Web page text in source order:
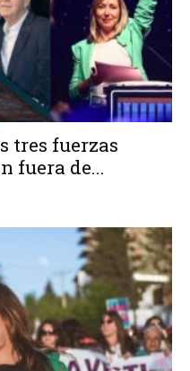
tres fuerzas
fuera de...